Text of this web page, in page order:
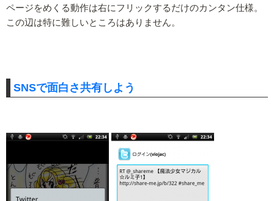
ページをめくる動作は右にフリックするだけのカンタン仕様。
この辺は特に難しいところはありません。
SNSで面白さ共有しよう